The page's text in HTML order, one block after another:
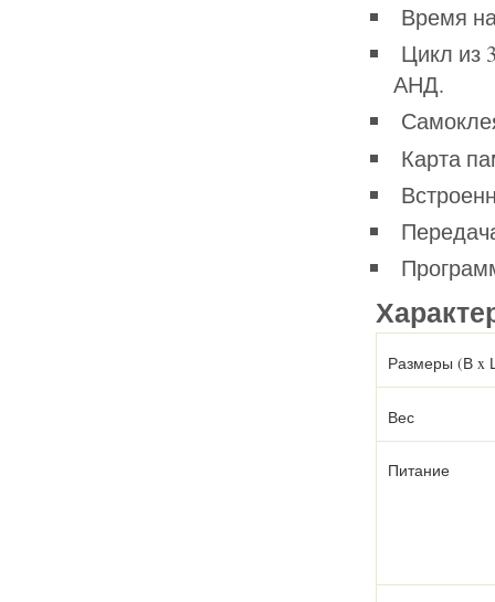
Время
Цикл из
АНД.
Карта
Размеры (В x
Вес
Питание